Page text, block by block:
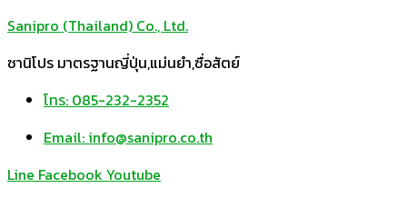
Sanipro (Thailand) Co., Ltd.
ซานิโปร มาตรฐานญี่ปุ่น,แม่นยำ,ซื่อสัตย์
โทร: 085-232-2352
Email: info@sanipro.co.th
Line Facebook Youtube